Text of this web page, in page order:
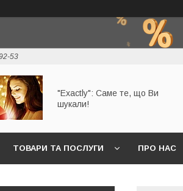
53
"Exactly": Саме те, що Ви
шукали!
ТОВАРИ ТА ПОСЛУГИ ПРО НАС